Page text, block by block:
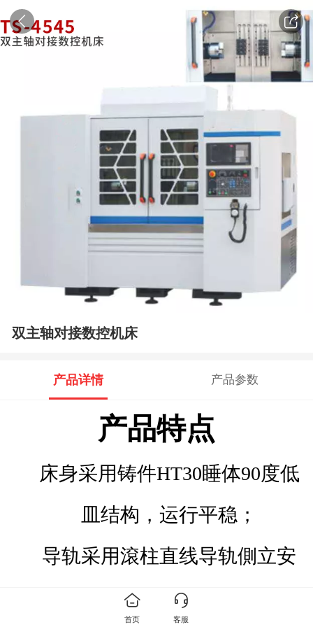
双主轴对接数控机床
产品详情 产品参数
产品特点
床身采用铸件HT30睡体90度低
皿 结构，运行平稳；
导轨采用滾柱直线导轨側立安
装式，双向受力刚性强；
首页 客服